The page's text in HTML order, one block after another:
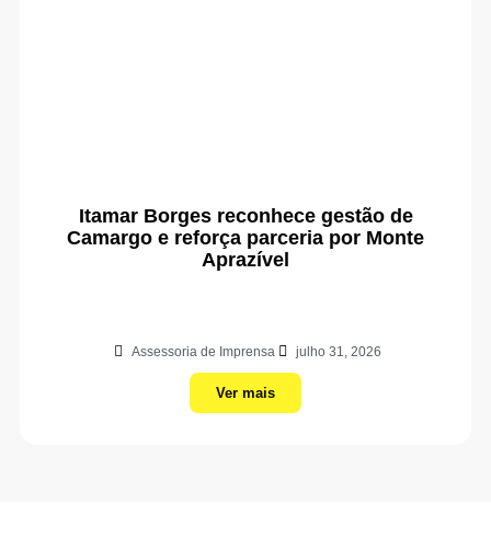
Itamar Borges reconhece gestão de
Camargo e reforça parceria por Monte
Aprazível
Assessoria de Imprensa julho 31, 2026
Ver mais